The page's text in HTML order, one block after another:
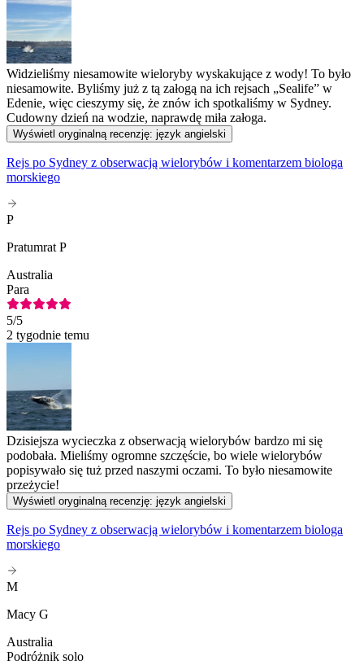
Widzieliśmy niesamowite wieloryby wyskakujące z wody! To było
niesamowite. Byliśmy już z tą załogą na ich rejsach „Sealife” w
Edenie, więc cieszymy się, że znów ich spotkaliśmy w Sydney.
Cudowny dzień na wodzie, naprawdę miła załoga.
Wyświetl oryginalną recenzję: język angielski
Rejs po Sydney z obserwacją wielorybów i komentarzem biologa
morskiego
P
Pratumrat P
Australia
Para
5/5
2 tygodnie temu
Dzisiejsza wycieczka z obserwacją wielorybów bardzo mi się
podobała. Mieliśmy ogromne szczęście, bo wiele wielorybów
popisywało się tuż przed naszymi oczami. To było niesamowite
przeżycie!
Wyświetl oryginalną recenzję: język angielski
Rejs po Sydney z obserwacją wielorybów i komentarzem biologa
morskiego
M
Macy G
Australia
Podróżnik solo